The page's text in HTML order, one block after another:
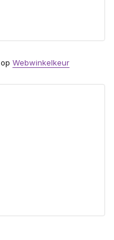
op Webwinkelkeur